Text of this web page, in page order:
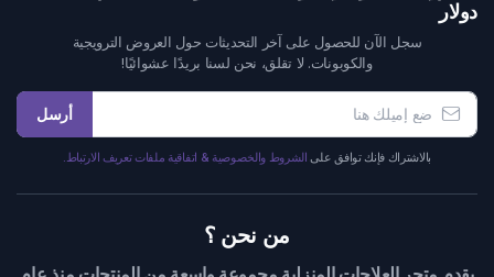
دولار
سجل الآن للحصول على آخر التحديثات حول العروض الترويجية
والكوبونات. لا تقلق، نحن لسنا بريدًا عشوائيًا!
أرسل
بالاشتراك فإنك توافق على الشروط والخصوصية & اتفاقية ملفات تعريف الارتباط.
من نحن ؟